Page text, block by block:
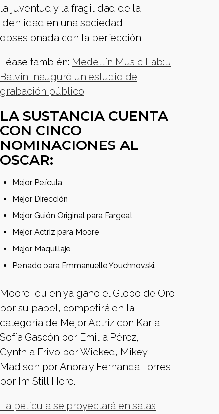
la juventud y la fragilidad de la
identidad en una sociedad
obsesionada con la perfección.
Léase también: Medellín Music Lab: J
Balvin inauguró un estudio de
grabación público
LA SUSTANCIA CUENTA
CON CINCO
NOMINACIONES AL
OSCAR:
Mejor Película
Mejor Dirección
Mejor Guión Original para Fargeat
Mejor Actriz para Moore
Mejor Maquillaje
Peinado para Emmanuelle Youchnovski.
Moore, quien ya ganó el Globo de Oro
por su papel, competirá en la
categoría de Mejor Actriz con Karla
Sofía Gascón por Emilia Pérez,
Cynthia Erivo por Wicked, Mikey
Madison por Anora y Fernanda Torres
por I’m Still Here.
La película se proyectará en salas